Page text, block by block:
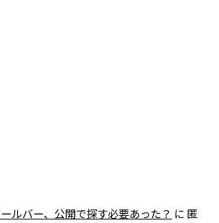
ルバー、公開で探す必要あった？ に 匿